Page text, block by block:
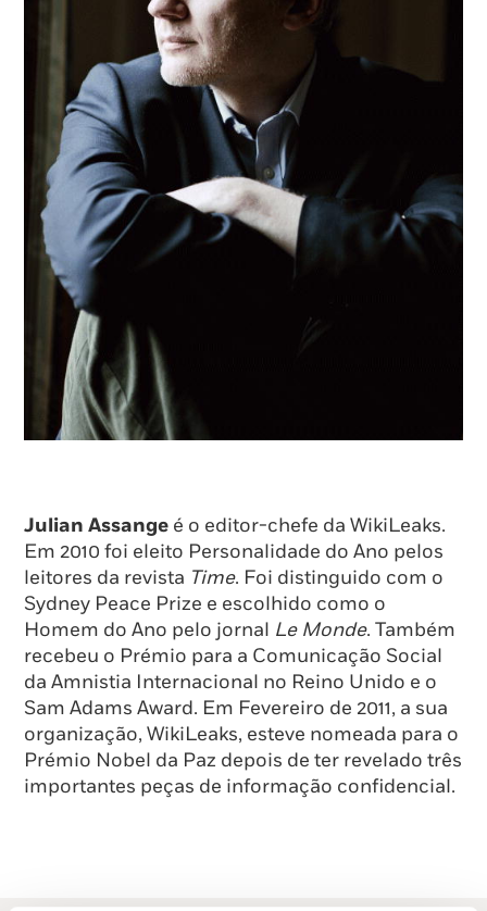
Julian Assange é o editor-chefe da WikiLeaks.
Em 2010 foi eleito Personalidade do Ano pelos
leitores da revista Time. Foi distinguido com o
Sydney Peace Prize e escolhido como o
Homem do Ano pelo jornal Le Monde. Também
recebeu o Prémio para a Comunicação Social
da Amnistia Internacional no Reino Unido e o
Sam Adams Award. Em Fevereiro de 2011, a sua
organização, WikiLeaks, esteve nomeada para o
Prémio Nobel da Paz depois de ter revelado três
importantes peças de informação confidencial.